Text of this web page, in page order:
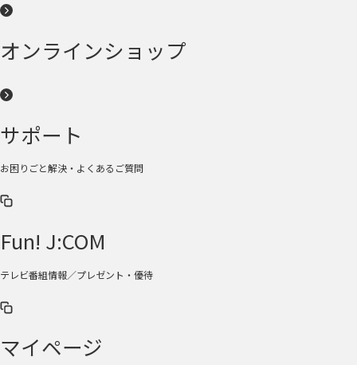
オンラインショップ
サポート
お困りごと解決・よくあるご質問
Fun! J:COM
テレビ番組情報／プレゼント・優待
マイページ